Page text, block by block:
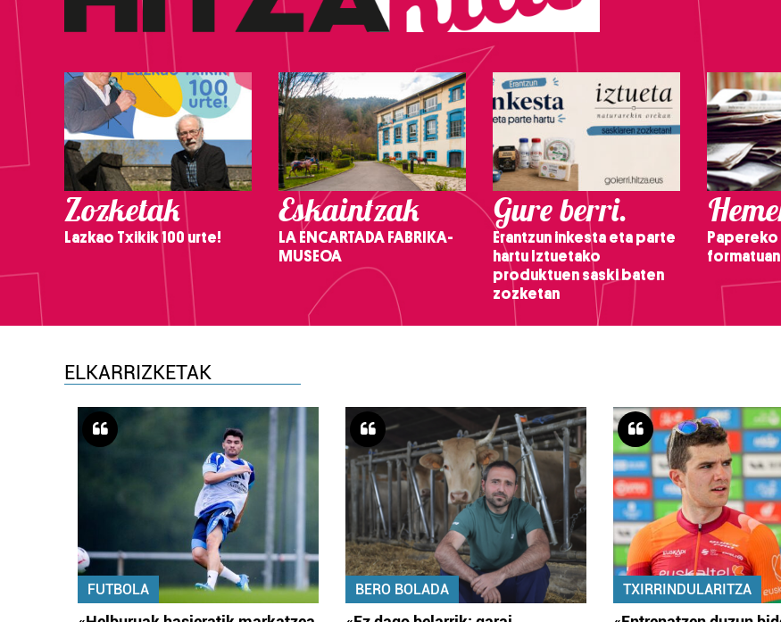
Zozketak
Lazkao Txikik 100 urte!
Eskaintzak
LA ENCARTADA FABRIKA-
MUSEOA
Gure berri.
Erantzun inkesta eta parte
hartu Iztuetako
produktuen saski baten
zozketan
Papereko
formatuan
ELKARRIZKETAK
FUTBOLA BERO BOLADA TXIRRINDULARITZA